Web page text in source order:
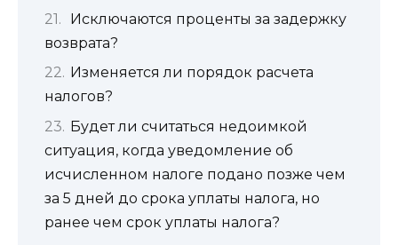
Исключаются проценты за задержку
возврата?
Изменяется ли порядок расчета
налогов?
Будет ли считаться недоимкой
ситуация, когда уведомление об
исчисленном налоге подано позже чем
за 5 дней до срока уплаты налога, но
ранее чем срок уплаты налога?